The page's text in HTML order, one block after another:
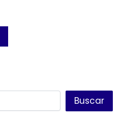
Buscar